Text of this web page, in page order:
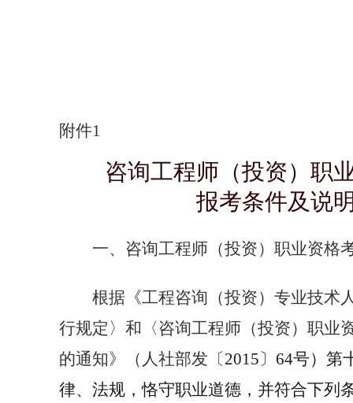
附件1
咨询工程师（投资）职
报考条件及说
一、咨询工程师（投资）职业资格
根据《工程咨询（投资）专业技术
行规定〉和〈咨询工程师（投资）职业
的通知》（人社部发〔2015〕 64号）第
律、法规，恪守职业道德，并符合下列